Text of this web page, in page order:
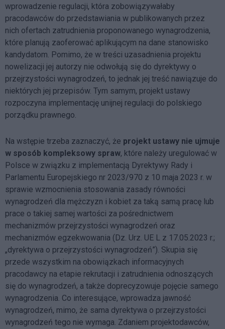
wprowadzenie regulacji, która zobowiązywałaby
pracodawców do przedstawiania w publikowanych przez
nich ofertach zatrudnienia proponowanego wynagrodzenia,
które planują zaoferować aplikującym na dane stanowisko
kandydatom. Pomimo, że w treści uzasadnienia projektu
nowelizacji jej autorzy nie odwołują się do dyrektywy o
przejrzystości wynagrodzeń, to jednak jej treść nawiązuje do
niektórych jej przepisów. Tym samym, projekt ustawy
rozpoczyna implementację unijnej regulacji do polskiego
porządku prawnego.
Na wstępie trzeba zaznaczyć, że projekt ustawy nie ujmuje
w sposób kompleksowy spraw, które należy uregulować w
Polsce w związku z implementacją Dyrektywy Rady i
Parlamentu Europejskiego nr 2023/970 z 10 maja 2023 r. w
sprawie wzmocnienia stosowania zasady równości
wynagrodzeń dla mężczyzn i kobiet za taką samą pracę lub
prace o takiej samej wartości za pośrednictwem
mechanizmów przejrzystości wynagrodzeń oraz
mechanizmów egzekwowania (Dz. Urz. UE L z 17.05.2023 r.;
„dyrektywa o przejrzystości wynagrodzeń”). Skupia się
przede wszystkim na obowiązkach informacyjnych
pracodawcy na etapie rekrutacji i zatrudnienia odnoszących
się do wynagrodzeń, a także doprecyzowuje pojęcie samego
wynagrodzenia. Co interesujące, wprowadza jawność
wynagrodzeń, mimo, że sama dyrektywa o przejrzystości
wynagrodzeń tego nie wymaga. Zdaniem projektodawców,